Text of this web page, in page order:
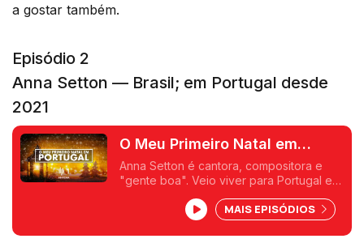
a gostar também.
Episódio 2
Anna Setton — Brasil; em Portugal desde
2021
O Meu Primeiro Natal em
Portugal - Anna Setton
Anna Setton é cantora, compositora e
"gente boa". Veio viver para Portugal em
quadra natalícia.
Adora o nosso Natal, mesmo tendo em
conta o clima diferente. E traz-nos
MAIS EPISÓDIOS